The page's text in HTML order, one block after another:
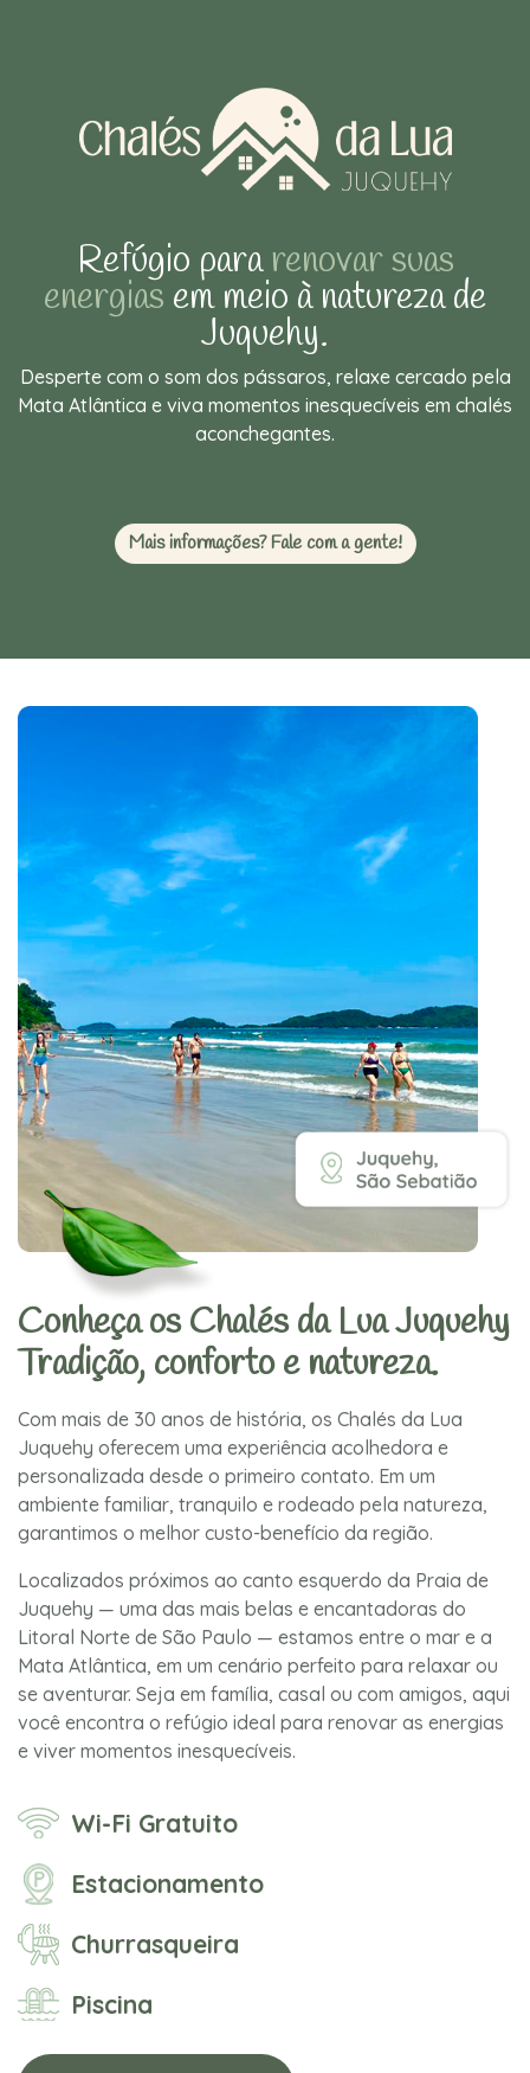
Refúgio pararenovar suas
energias em meio à natureza de
Juquehy.
Desperte com o som dos pássaros, relaxe cercado pela
Mata Atlântica e viva momentos inesquecíveis em chalés
aconchegantes.
Mais informações? Fale com a gente!
Conheça os Chalés da Lua Juquehy
Tradição, conforto e natureza.
Com mais de 30 anos de história, os Chalés da Lua
Juquehy oferecem uma experiência acolhedora e
personalizada desde o primeiro contato. Em um
ambiente familiar, tranquilo e rodeado pela natureza,
garantimos o melhor custo-benefício da região.
Localizados próximos ao canto esquerdo da Praia de
Juquehy — uma das mais belas e encantadoras do
Litoral Norte de São Paulo — estamos entre o mar e a
Mata Atlântica, em um cenário perfeito para relaxar ou
se aventurar. Seja em família, casal ou com amigos, aqui
você encontra o refúgio ideal para renovar as energias
e viver momentos inesquecíveis.
Wi-Fi Gratuito
Estacionamento
Churrasqueira
Piscina